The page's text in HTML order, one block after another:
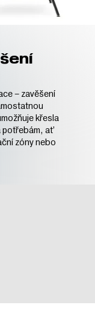
– zavěšení
křesla
potřebám, ať
zóny nebo